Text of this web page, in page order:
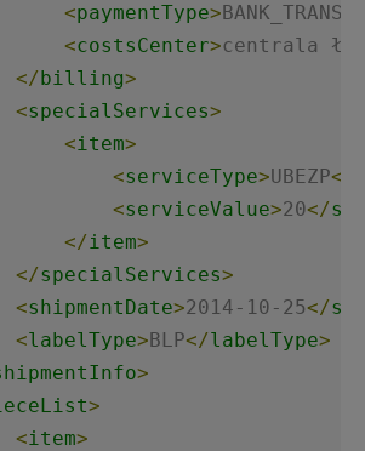
<paymentType>
<costsCenter>centrala
</billing>
<specialServices>
<item>
<serviceType>UBEZP</
<serviceValue>20</
</item>
</specialServices>
<shipmentDate>2014-10-25</
<labelType>BLP</labelType>
>
>
<item>